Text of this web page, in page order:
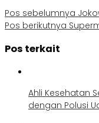
Pos sebelumnya
Pos berikutnya
Pos terkait
Ahli Kesehatan
dengan Polusi